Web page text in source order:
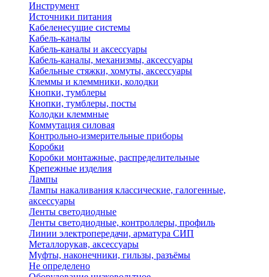
Инструмент
Источники питания
Кабеленесущие системы
Кабель-каналы
Кабель-каналы и аксессуары
Кабель-каналы, механизмы, аксессуары
Кабельные стяжки, хомуты, аксессуары
Клеммы и клеммники, колодки
Кнопки, тумблеры
Кнопки, тумблеры, посты
Колодки клеммные
Коммутация силовая
Контрольно-измерительные приборы
Коробки
Коробки монтажные, распределительные
Крепежные изделия
Лампы
Лампы накаливания классические, галогенные,
аксессуары
Ленты светодиодные
Ленты светодиодные, контроллеры, профиль
Линии электропередачи, арматура СИП
Металлорукав, аксессуары
Муфты, наконечники, гильзы, разъёмы
Не определено